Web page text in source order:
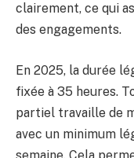
clairement, ce qui
des engagements.
En 2025, la durée
fixée à 35 heures.
partiel travaille de
avec un minimum
semaine. Cela